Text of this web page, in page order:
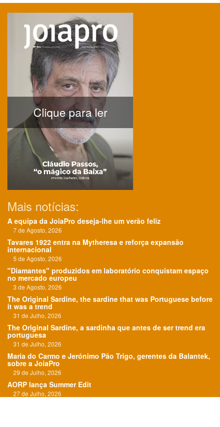
Clique para ler
Mais notícias:
A equipa da JoiaPro deseja-lhe um verão feliz
7 de Agosto, 2026
Tavares 1922 entra na Mytheresa e reforça expansão
internacional
5 de Agosto, 2026
"Diamantes" produzidos em laboratório conquistam espaço
no mercado europeu
3 de Agosto, 2026
The Original Sardine, the sardine that was Portuguese before
it was a trend
31 de Julho, 2026
The Original Sardine, a sardinha que antes de ser trend era
portuguesa
31 de Julho, 2026
Maria do Carmo e Jerónimo Pão Trigo, gerentes da Balantek,
sobre a JoiaPro
29 de Julho, 2026
AORP lança Summer Edit
27 de Julho, 2026